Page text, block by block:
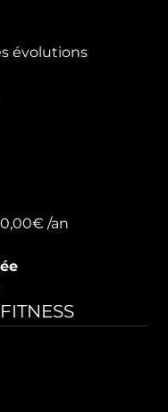
évolutions